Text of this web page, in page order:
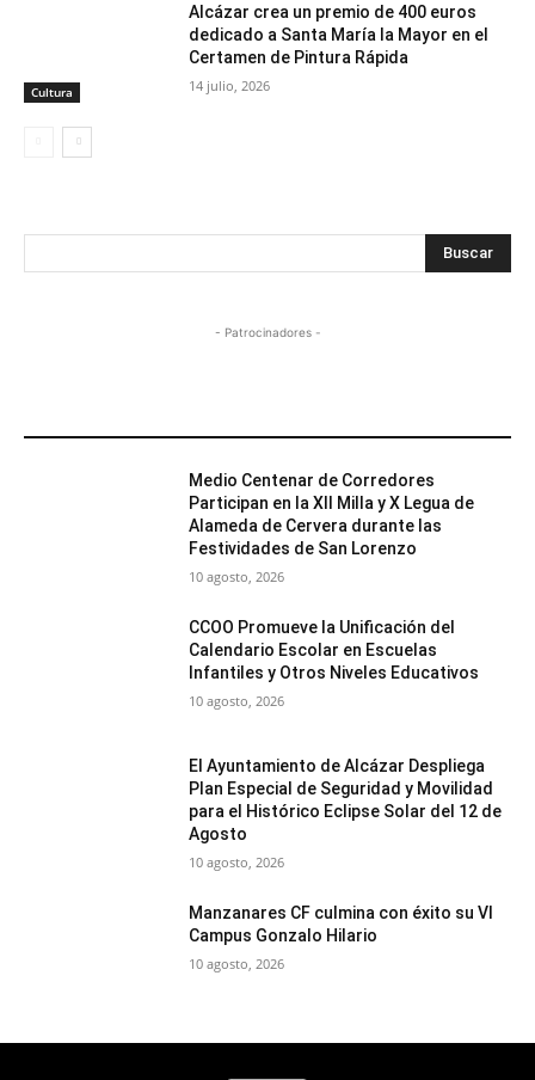
Cultura
Alcázar crea un premio de 400 euros
dedicado a Santa María la Mayor en el
Certamen de Pintura Rápida
14 julio, 2026
Buscar
- Patrocinadores -
Medio Centenar de Corredores
Participan en la XII Milla y X Legua de
Alameda de Cervera durante las
Festividades de San Lorenzo
10 agosto, 2026
CCOO Promueve la Unificación del
Calendario Escolar en Escuelas
Infantiles y Otros Niveles Educativos
10 agosto, 2026
El Ayuntamiento de Alcázar Despliega
Plan Especial de Seguridad y Movilidad
para el Histórico Eclipse Solar del 12 de
Agosto
10 agosto, 2026
Manzanares CF culmina con éxito su VI
Campus Gonzalo Hilario
10 agosto, 2026